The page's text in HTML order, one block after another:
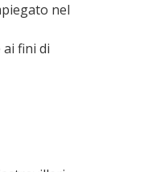
nel
fini di